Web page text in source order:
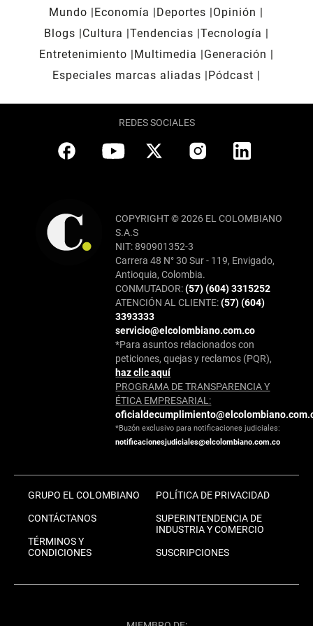
Mundo Economía Deportes
Opinión
Blogs
Cultura Tendencias Tecnología
Entretenimiento
Multimedia
Generación
Especiales marcas aliadas
Pódcast
REDES SOCIALES
COPYRIGHT © 2026 EL COLOMBIANO
S.A.S
NIT: 890901352-3
Carrera 48 N° 30 Sur - 119, Envigado,
Antioquia, Colombia.
CONMUTADOR:(57) (604) 3315252
ATENCIÓN AL CLIENTE:(57) (604)
3393333
servicio@elcolombiano.com.co
*Para asuntos relacionados con
peticiones, quejas y reclamos (PQR),
haz clic aquí
PROGRAMA DE TRANSPARENCIA Y
ÉTICA EMPRESARIAL:
*Buzón exclusivo para notificaciones judiciales:
notificacionesjudiciales@elcolombiano.com.co
GRUPO EL COLOMBIANO
CONTÁCTANOS
TÉRMINOS Y
CONDICIONES
POLÍTICA DE PRIVACIDAD
SUPERINTENDENCIA DE
INDUSTRIA Y COMERCIO
SUSCRIPCIONES